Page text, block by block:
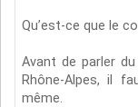
Qu’est-ce que le
Avant de parler
Rhône-Alpes, il
même.